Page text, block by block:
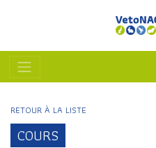
RETOUR À LA LISTE
COURS